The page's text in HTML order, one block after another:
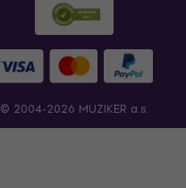
© 2004-2026 MUZIKER a.s.